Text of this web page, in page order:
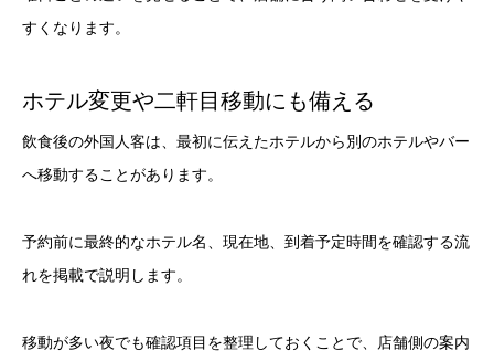
すくなります。
ホテル変更や二軒目移動にも備える
飲食後の外国人客は、最初に伝えたホテルから別のホテルやバー
へ移動することがあります。
予約前に最終的なホテル名、現在地、到着予定時間を確認する流
れを掲載で説明します。
移動が多い夜でも確認項目を整理しておくことで、店舗側の案内